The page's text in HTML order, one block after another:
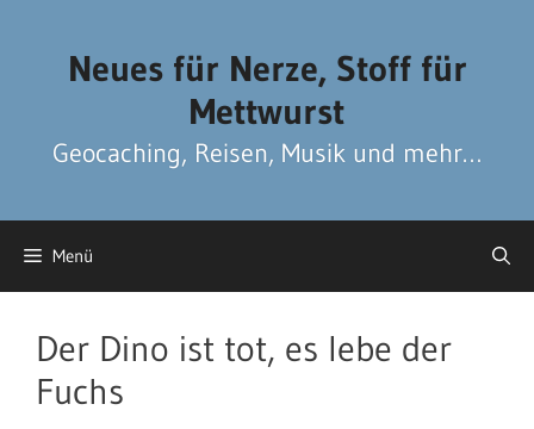
Neues für Nerze, Stoff für
Mettwurst
Geocaching, Reisen, Musik und mehr…
Menü
Der Dino ist tot, es lebe der
Fuchs